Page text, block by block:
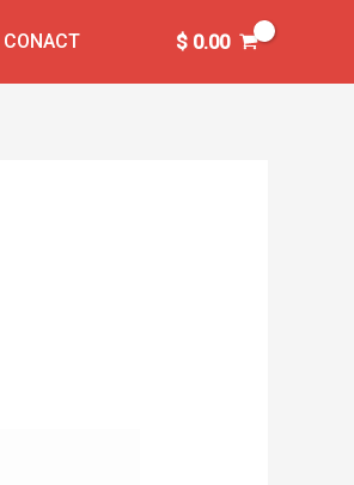
CONACT $0.00